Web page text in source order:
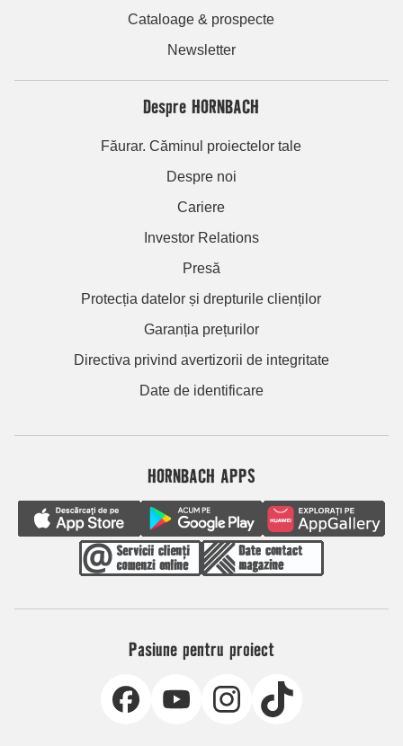
Cataloage & prospecte
Newsletter
Despre HORNBACH
Făurar. Căminul proiectelor tale
Despre noi
Cariere
Investor Relations
Presă
Protecția datelor și drepturile clienților
Garanția prețurilor
Directiva privind avertizorii de integritate
Date de identificare
HORNBACH APPS
Pasiune pentru proiect